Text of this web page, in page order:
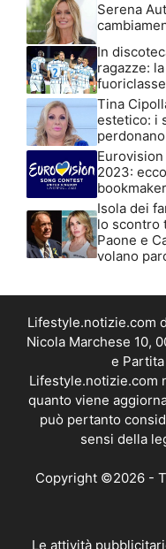
Serena
In
ragazze:
Tina
estetico: i
perdonano
2023:
Isola dei
lo scontro
Paone e
volano
Lifestyle.notizie.com
Nicola Marchese 10,
e Partita
Lifestyle.notizie.com
quanto viene
può pertanto
sensi della
Copyright ©2026 -
Le attività